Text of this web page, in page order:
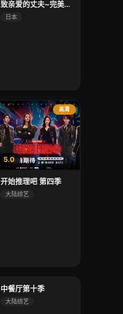
致亲爱的丈夫~完美妻子的谎言~
日本
高清
5.0
开始推理吧 第四季
大陆综艺
中餐厅第十季
大陆综艺